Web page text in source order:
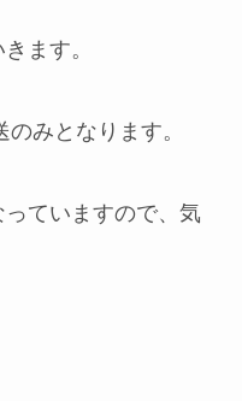
ます。
のみとなります。
ていますので、気